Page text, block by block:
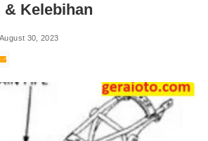
Kelebihan
August 30, 2023